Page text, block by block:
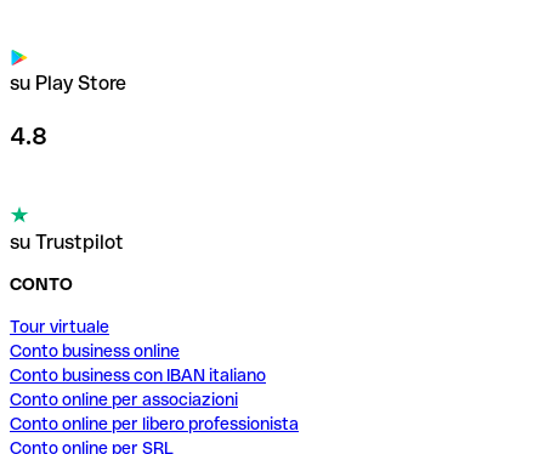
su Play Store
4.8
su Trustpilot
CONTO
Tour virtuale
Conto business online
Conto business con IBAN italiano
Conto online per associazioni
Conto online per libero professionista
Conto online per SRL